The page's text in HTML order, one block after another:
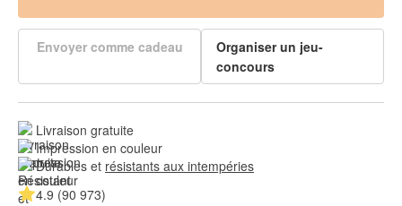
Envoyer comme cadeau
Organiser un jeu-
concours
Livraison gratuite
Impression en couleur
Durables et résistants aux intempéries
4.9 (90 973)